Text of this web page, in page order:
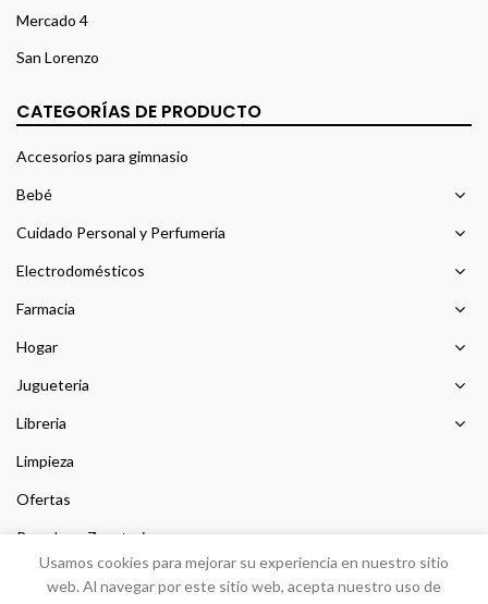
Mercado 4
San Lorenzo
CATEGORÍAS DE PRODUCTO
Accesorios para gimnasio
Bebé
Cuidado Personal y Perfumería
Electrodomésticos
Farmacia
Hogar
Jugueteria
Libreria
Limpieza
Ofertas
Prendas y Zapateria
Usamos cookies para mejorar su experiencia en nuestro sitio
web. Al navegar por este sitio web, acepta nuestro uso de